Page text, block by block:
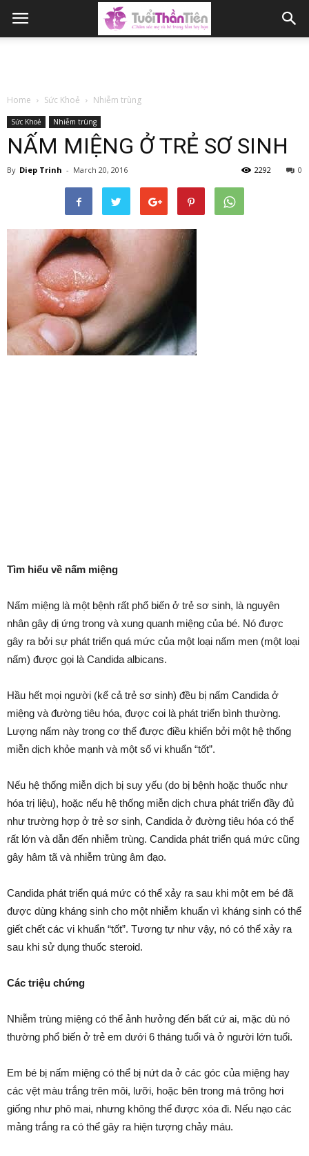
Home Sức Khoẻ Nhiễm trùng
Sức Khoẻ Nhiễm trùng
NẤM MIỆNG Ở TRẺ SƠ SINH
By Diep Trinh - March 20, 2016 0
2292
Tìm hiểu về nấm miệng
Nấm miệng là một bệnh rất phổ biến ở trẻ sơ sinh, là nguyên
nhân gây dị ứng trong và xung quanh miệng của bé. Nó được
gây ra bởi sự phát triển quá mức của một loại nấm men (một loại
nấm) được gọi là Candida albicans.
Hầu hết mọi người (kể cả trẻ sơ sinh) đều bị nấm Candida ở
miệng và đường tiêu hóa, được coi là phát triển bình thường.
Lượng nấm này trong cơ thể được điều khiển bởi một hệ thống
miễn dịch khỏe mạnh và một số vi khuẩn “tốt”.
Nếu hệ thống miễn dịch bị suy yếu (do bị bệnh hoặc thuốc như
hóa trị liệu), hoặc nếu hệ thống miễn dịch chưa phát triển đầy đủ
như trường hợp ở trẻ sơ sinh, Candida ở đường tiêu hóa có thể
rất lớn và dẫn đến nhiễm trùng. Candida phát triển quá mức cũng
gây hâm tã và nhiễm trùng âm đạo.
Candida phát triển quá mức có thể xảy ra sau khi một em bé đã
được dùng kháng sinh cho một nhiễm khuẩn vì kháng sinh có thể
giết chết các vi khuẩn “tốt”. Tương tự như vậy, nó có thể xảy ra
sau khi sử dụng thuốc steroid.
Các triệu chứng
Nhiễm trùng miệng có thể ảnh hưởng đến bất cứ ai, mặc dù nó
thường phổ biến ở trẻ em dưới 6 tháng tuổi và ở người lớn tuổi.
Em bé bị nấm miệng có thể bị nứt da ở các góc của miệng hay
các vệt màu trắng trên môi, lưỡi, hoặc bên trong má trông hơi
giống như phô mai, nhưng không thể được xóa đi. Nếu nạo các
mảng trắng ra có thể gây ra hiện tượng chảy máu.